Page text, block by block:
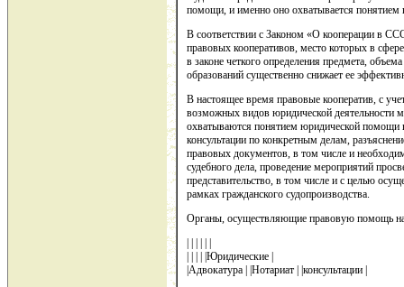
помощи, и именно оно охватывается
В соответствии с Законом «О кооперации в
правовых кооперативов, место которых в
в законе четкого определения предмета,
образований существенно снижает ее
В настоящее время правовые кооператив, с
возможных видов юридической деятельности
охватываются понятием юридической
консультации по конкретным делам,
правовых документов, в том числе и
судебного дела, проведение мероприятий
представительство, в том числе и с целью
рамках гражданского судопроизводства.
Органы, осуществляющие правовую помощь
| | | | |Юридические |
|Адвокатура | |Нотариат | |консультации |